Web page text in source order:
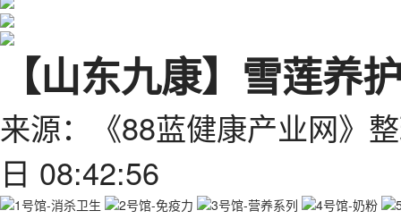
【山东九康】雪莲养
来源：《88蓝健康产业网》
日 08:42:56